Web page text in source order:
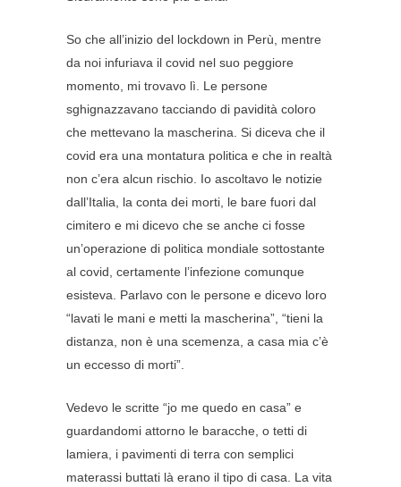
So che all’inizio del lockdown in Perù, mentre
da noi infuriava il covid nel suo peggiore
momento, mi trovavo lì. Le persone
sghignazzavano tacciando di pavidità coloro
che mettevano la mascherina. Si diceva che il
covid era una montatura politica e che in realtà
non c’era alcun rischio. Io ascoltavo le notizie
dall’Italia, la conta dei morti, le bare fuori dal
cimitero e mi dicevo che se anche ci fosse
un’operazione di politica mondiale sottostante
al covid, certamente l’infezione comunque
esisteva. Parlavo con le persone e dicevo loro
“lavati le mani e metti la mascherina”, “tieni la
distanza, non è una scemenza, a casa mia c’è
un eccesso di morti”.
Vedevo le scritte “jo me quedo en casa” e
guardandomi attorno le baracche, o tetti di
lamiera, i pavimenti di terra con semplici
materassi buttati là erano il tipo di casa. La vita